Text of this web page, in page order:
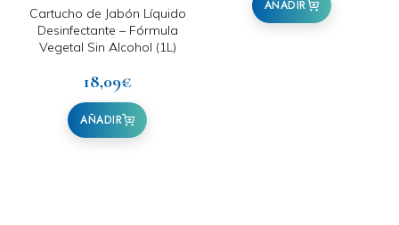
Cartucho de Jabón Líquido
Desinfectante – Fórmula
Vegetal Sin Alcohol (1L)
18,09€